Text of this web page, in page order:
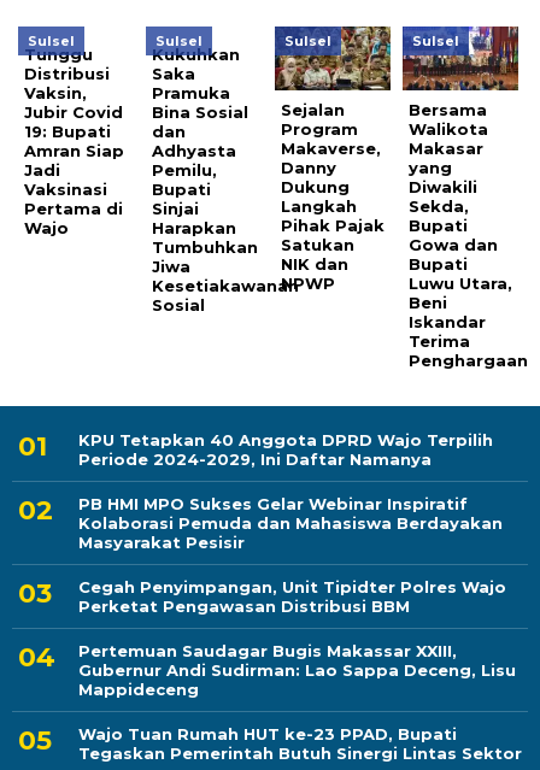
Sulsel
Tunggu
Distribusi
Vaksin,
Jubir Covid
19: Bupati
Amran Siap
Jadi
Vaksinasi
Pertama di
Wajo
Sulsel
Kukuhkan
Saka
Pramuka
Bina Sosial
dan
Adhyasta
Pemilu,
Bupati
Sinjai
Harapkan
Tumbuhkan
Jiwa
Kesetiakawanan
Sosial
Sulsel
Sejalan
Program
Makaverse,
Danny
Dukung
Langkah
Pihak Pajak
Satukan
NIK dan
NPWP
Sulsel
Bersama
Walikota
Makasar
yang
Diwakili
Sekda,
Bupati
Gowa dan
Bupati
Luwu Utara,
Beni
Iskandar
Terima
Penghargaan
KPU Tetapkan 40 Anggota DPRD Wajo Terpilih
Periode 2024-2029, Ini Daftar Namanya
PB HMI MPO Sukses Gelar Webinar Inspiratif
Kolaborasi Pemuda dan Mahasiswa Berdayakan
Masyarakat Pesisir
Cegah Penyimpangan, Unit Tipidter Polres Wajo
Perketat Pengawasan Distribusi BBM
Pertemuan Saudagar Bugis Makassar XXIII,
Gubernur Andi Sudirman: Lao Sappa Deceng, Lisu
Mappideceng
Wajo Tuan Rumah HUT ke-23 PPAD, Bupati
Tegaskan Pemerintah Butuh Sinergi Lintas Sektor